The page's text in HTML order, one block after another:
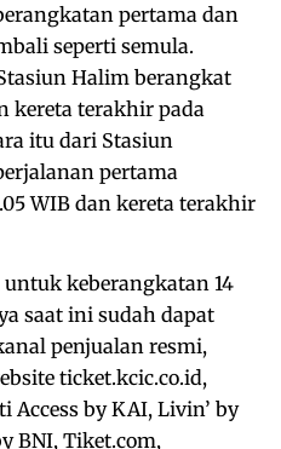
pertama dan
seperti semula.
Halim berangkat
kereta terakhir pada
itu dari Stasiun
pertama
WIB dan kereta terakhir
keberangkatan 14
saat ini sudah dapat
penjualan resmi,
ticket.kcic.co.id,
Access by KAI, Livin’ by
BNI, Tiket.com,